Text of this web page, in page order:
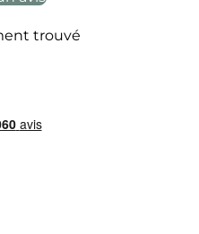
trouvé